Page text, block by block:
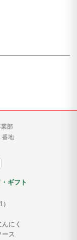
部
番地
ギフト
にく
ース